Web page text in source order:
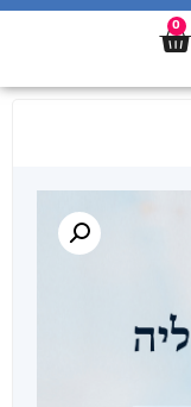
0